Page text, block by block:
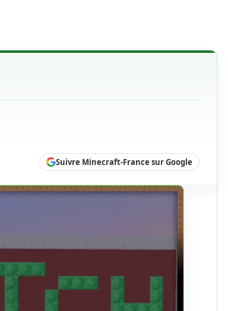
Suivre Minecraft-France sur Google